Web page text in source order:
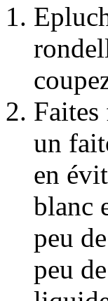
un
en
blanc
peu
peu